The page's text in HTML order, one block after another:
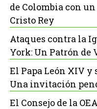
de Colombia con
Cristo Rey
Ataques contra la
York: Un Patrón de
El Papa León XIV
Una invitación
El Consejo de la